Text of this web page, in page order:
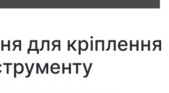
для кріплення